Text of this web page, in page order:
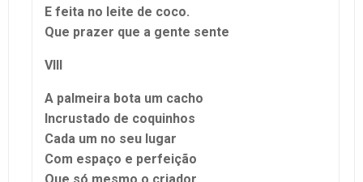
E feita no leite de coco.
Que prazer que a gente sente
VIII
A palmeira bota um cacho
Incrustado de coquinhos
Cada um no seu lugar
Com espaço e perfeição